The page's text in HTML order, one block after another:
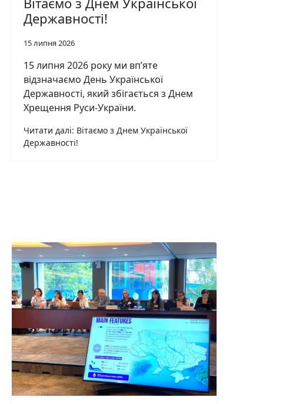
Державності!
15 липня 2026
15 липня 2026 року ми вп’яте
відзначаємо День Української
Державності, який збігається з Днем
Хрещення Руси-України.
Читати далі: Вітаємо з Днем Української
Державності!